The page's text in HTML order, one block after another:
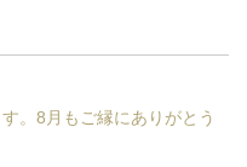
。8月もご縁にありがとう